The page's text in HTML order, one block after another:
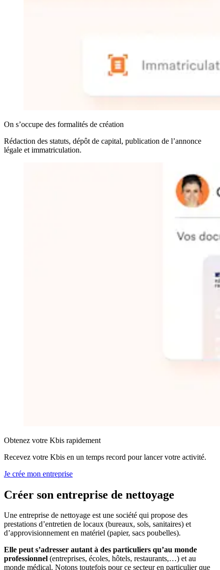
On s’occupe des formalités de création
Rédaction des statuts, dépôt de capital, publication de l’annonce
légale et immatriculation.
Obtenez votre Kbis rapidement
Recevez votre Kbis en un temps record pour lancer votre activité.
Je crée mon entreprise
Créer son entreprise de nettoyage
Une entreprise de nettoyage est une société qui propose des
prestations d’entretien de locaux (bureaux, sols, sanitaires) et
d’approvisionnement en matériel (papier, sacs poubelles).
Elle peut s’adresser autant à des particuliers qu’au monde
professionnel (entreprises, écoles, hôtels, restaurants,…) et au
monde médical. Notons toutefois pour ce secteur en particulier que